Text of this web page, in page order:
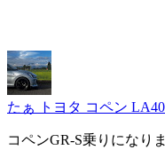
たぁ トヨタ コペン
コペンGR-S乗りになり